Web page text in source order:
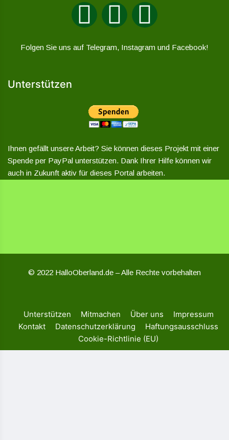
Folgen Sie uns auf Telegram, Instagram und Facebook!
Unterstützen
Ihnen gefällt unsere Arbeit? Sie können dieses Projekt mit einer
Spende per PayPal unterstützen. Dank Ihrer Hilfe können wir
auch in Zukunft aktiv für dieses Portal arbeiten.
© 2022 HalloOberland.de – Alle Rechte vorbehalten
Unterstützen Mitmachen Über uns
Impressum
Kontakt
Datenschutzerklärung
Haftungsausschluss
Cookie-Richtlinie (EU)